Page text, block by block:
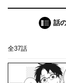
話
全37話